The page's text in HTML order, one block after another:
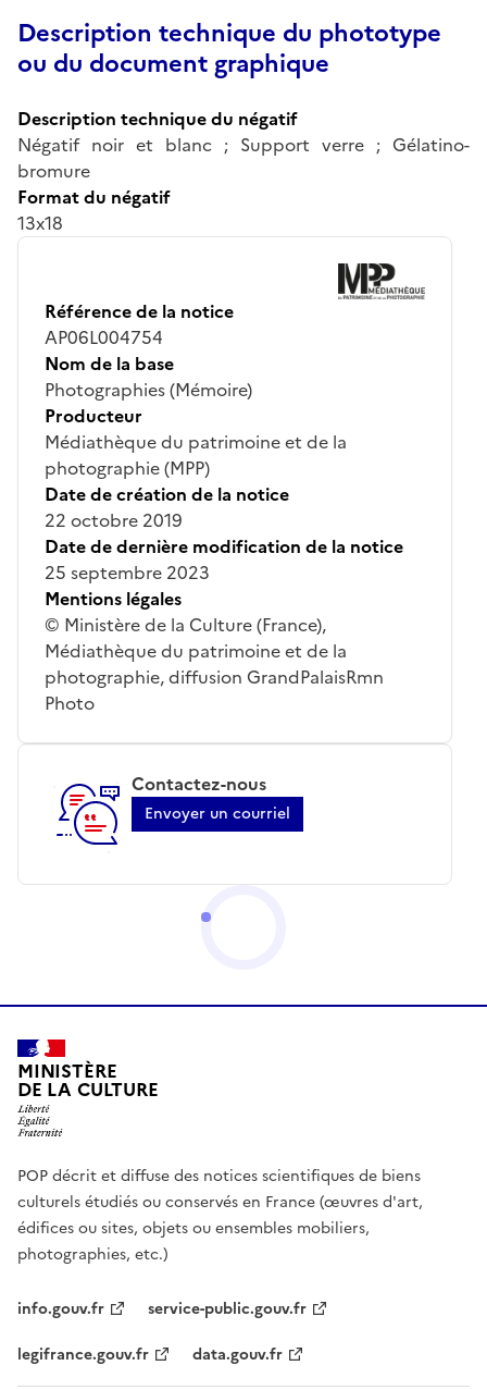
Description technique du phototype
ou du document graphique
Description technique du négatif
Négatif noir et blanc ; Support verre ; Gélatino-
bromure
Format du négatif
13x18
Référence de la notice
AP06L004754
Nom de la base
Photographies (Mémoire)
Producteur
Médiathèque du patrimoine et de la
photographie (MPP)
Date de création de la notice
22 octobre 2019
Date de dernière modification de la notice
25 septembre 2023
Mentions légales
© Ministère de la Culture (France),
Médiathèque du patrimoine et de la
photographie, diffusion GrandPalaisRmn
Photo
Contactez-nous
Envoyer un courriel
MINISTÈRE
DE LA CULTURE
POP décrit et diffuse des notices scientifiques de biens
culturels étudiés ou conservés en France (œuvres d'art,
édifices ou sites, objets ou ensembles mobiliers,
photographies, etc.)
info.gouv.fr
service-public.gouv.fr
legifrance.gouv.fr
data.gouv.fr